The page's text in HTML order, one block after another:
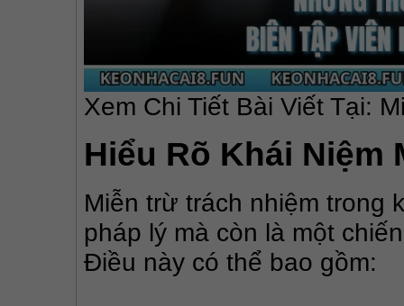
Xem Chi Tiết Bài Viết Tại:
Hiểu Rõ Khái Niệm
Miễn trừ trách nhiệm trong
pháp lý mà còn là một
Điều này có thể bao gồm: